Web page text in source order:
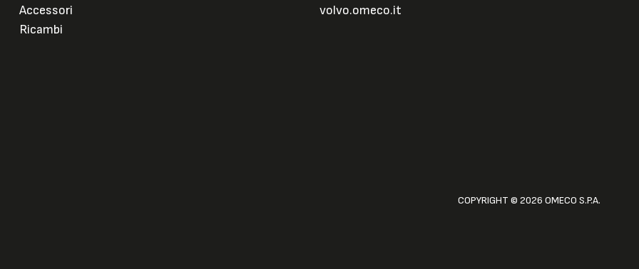
Accessori
Ricambi
volvo.omeco.it
COPYRIGHT © 2026 OMECO S.P.A.